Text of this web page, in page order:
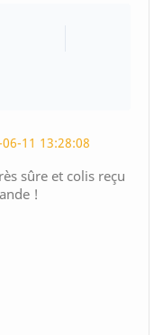
11 13:28:08
sûre et colis reçu
!